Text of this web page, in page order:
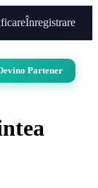
Înregistrare
Partener